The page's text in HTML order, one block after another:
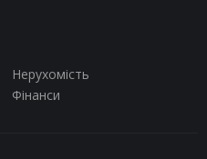
Нерухомість
Фінанси